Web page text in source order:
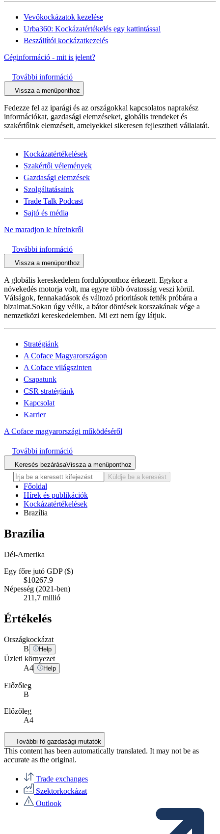
Vevőkockázatok kezelése
Urba360: Kockázatértékelés egy kattintással
Beszállítói kockázatkezelés
Céginformáció - mit is jelent?
További információ
Vissza a menüponthoz
Fedezze fel az iparági és az országokkal kapcsolatos naprakész
információkat, gazdasági elemzéseket, globális trendeket és
szakértőink elemzéseit, amelyekkel sikeresen fejlesztheti vállalatát.
Kockázatértékelések
Szakértői vélemények
Gazdasági elemzések
Szolgáltatásaink
Trade Talk Podcast
Sajtó és média
Ne maradjon le híreinkről
További információ
Vissza a menüponthoz
A globális kereskedelem fordulóponthoz érkezett. Egykor a
növekedés motorja volt, ma egyre több óvatosság veszi körül.
Válságok, fennakadások és változó prioritások tették próbára a
bizalmat.Sokan úgy vélik, a bátor döntések korszakának vége a
nemzetközi kereskedelemben. Mi ezt nem így látjuk.
Stratégiánk
A Coface Magyarországon
A Coface világszinten
Csapatunk
CSR stratégiánk
Kapcsolat
Karrier
A Coface magyarországi működéséről
További információ
Keresés bezárásaVissza a menüponthoz
Küldje be a keresést
Főoldal
Hírek és publikációk
Kockázatértékelések
Brazília
Brazília
Dél-Amerika
Egy főre jutó GDP ($)
$10267.9
Népesség (2021-ben)
211,7 millió
Értékelés
Országkockázat
B
Help
Üzleti környezet
A4 Help
Előzőleg
B
Előzőleg
A4
További fő gazdasági mutatók
This content has been automatically translated. It may not be as
accurate as the original.
Trade exchanges
Szektorkockázat
Outlook